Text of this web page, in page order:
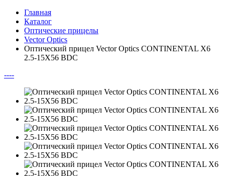
Главная
Каталог
Оптические прицелы
Vector Optics
Оптический прицел Vector Optics CONTINENTAL X6
2.5-15X56 BDC
----